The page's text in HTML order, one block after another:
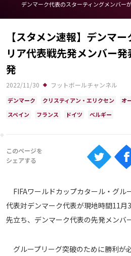
Schedule
ランキング
Ranking
大会について
About
デンマーク代表のスターティングメンバー
【スタメン速報】デンマ
リア代表戦先発メンバー
発
2022/11/30 フットボールチャンネル
デンマーク クリスティアン・エリクセン オ
スペイン
フランス ドイツ ベルギー
FIFAワールドカップカタール・グル
代表対デンマーク代表が現地時間11月
先立ち、デンマーク代表の先発メンバ
グループリーグ突破のために勝利が